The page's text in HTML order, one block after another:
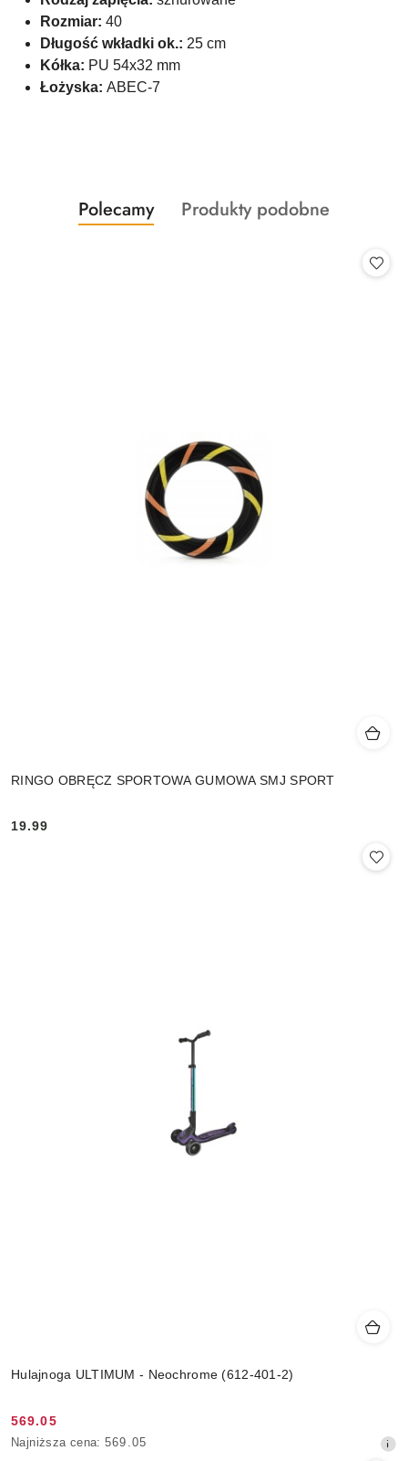
Rozmiar: 40
Długość wkładki ok.: 25 cm
Kółka: PU 54x32 mm
Łożyska: ABEC-7
Pomiń karuzelę produktów
Produkty
o
Polecamy
Produkty
Produkty podobne
RINGO OBRĘCZ SPORTOWA GUMOWA SMJ SPORT
Cena:
19.99
Hulajnoga ULTIMUM - Neochrome (612-401-2)
Cena
promocyjna:
569.05
Najniższa
Najniższa cena: 569.05